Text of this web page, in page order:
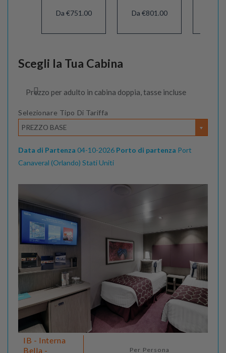
Da €751.00 Da €801.00
Scegli la Tua Cabina
Prezzo per adulto in cabina doppia, tasse incluse
Selezionare Tipo Di Tariffa
PREZZO BASE
Data di Partenza 04-10-2026 Porto di partenza Port
Canaveral (Orlando) Stati Uniti
IB - Interna
Bella -
Per Persona